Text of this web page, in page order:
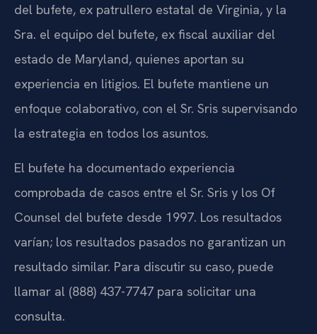
del bufete, ex patrullero estatal de Virginia, y la
Sra. el equipo del bufete, ex fiscal auxiliar del
estado de Maryland, quienes aportan su
experiencia en litigios. El bufete mantiene un
enfoque colaborativo, con el Sr. Sris supervisando
la estrategia en todos los asuntos.
El bufete ha documentado experiencia
comprobada de casos entre el Sr. Sris y los Of
Counsel del bufete desde 1997. Los resultados
varían; los resultados pasados no garantizan un
resultado similar. Para discutir su caso, puede
llamar al (888) 437-7747 para solicitar una
consulta.